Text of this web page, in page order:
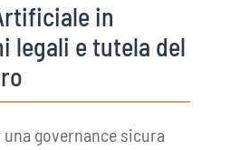
in
legali e tutela del
governance sicura